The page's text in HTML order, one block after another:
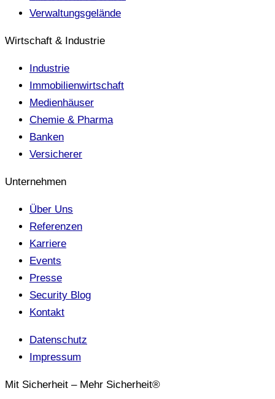
Verwaltungsgelände
Wirtschaft & Industrie
Industrie
Immobilienwirtschaft
Medienhäuser
Chemie & Pharma
Banken
Versicherer
Unternehmen
Über Uns
Referenzen
Karriere
Events
Presse
Security Blog
Kontakt
Datenschutz
Impressum
Mit Sicherheit – Mehr Sicherheit®